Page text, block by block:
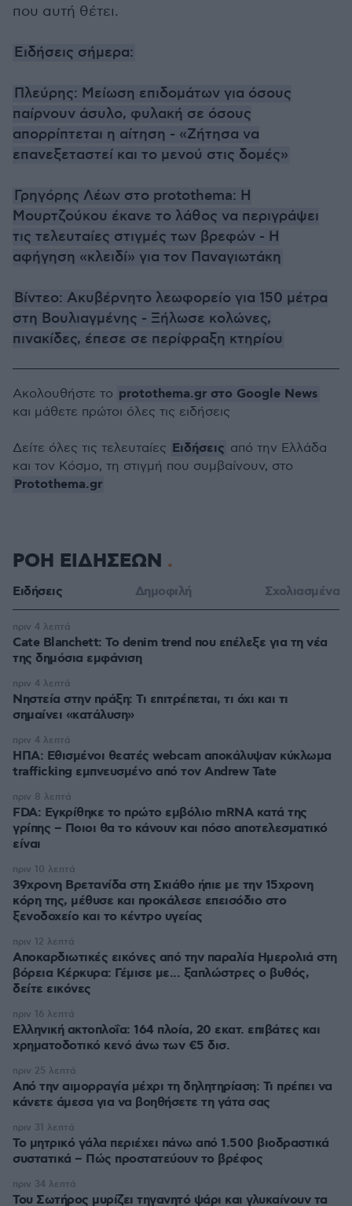
που αυτή θέτει.
Ειδήσεις σήμερα:
Πλεύρης: Μείωση επιδομάτων για όσους
παίρνουν άσυλο, φυλακή σε όσους
απορρίπτεται η αίτηση - «Ζήτησα να
επανεξεταστεί και το μενού στις δομές»
Γρηγόρης Λέων στο protothema: Η
Μουρτζούκου έκανε το λάθος να περιγράψει
τις τελευταίες στιγμές των βρεφών - Η
αφήγηση «κλειδί» για τον Παναγιωτάκη
Βίντεο: Ακυβέρνητο λεωφορείο για 150 μέτρα
στη Βουλιαγμένης - Ξήλωσε κολώνες,
πινακίδες, έπεσε σε περίφραξη κτηρίου
Ακολουθήστε το protothema.gr στο Google News
και μάθετε πρώτοι όλες τις ειδήσεις
Δείτε όλες τις τελευταίες Ειδήσεις από την Ελλάδα
και τον Κόσμο, τη στιγμή που συμβαίνουν, στο
Protothema.gr
ΡΟΗ ΕΙΔΗΣΕΩΝ
Ειδήσεις Δημοφιλή Σχολιασμένα
Cate Blanchett: Το denim trend που επέλεξε για τη νέα
της δημόσια εμφάνιση
πριν 4 λεπτά
Νηστεία στην πράξη: Τι επιτρέπεται, τι όχι και τι
σημαίνει «κατάλυση»
πριν 4 λεπτά
ΗΠΑ: Εθισμένοι θεατές webcam αποκάλυψαν κύκλωμα
trafficking εμπνευσμένο από τον Andrew Tate
πριν 4 λεπτά
FDA: Εγκρίθηκε το πρώτο εμβόλιο mRNA κατά της
γρίπης – Ποιοι θα το κάνουν και πόσο αποτελεσματικό
είναι
πριν 8 λεπτά
39χρονη Βρετανίδα στη Σκιάθο ήπιε με την 15χρονη
κόρη της, μέθυσε και προκάλεσε επεισόδιο στο
ξενοδοχείο και το κέντρο υγείας
πριν 10 λεπτά
Αποκαρδιωτικές εικόνες από την παραλία Ημερολιά στη
βόρεια Κέρκυρα: Γέμισε με... ξαπλώστρες ο βυθός,
δείτε εικόνες
πριν 12 λεπτά
Ελληνική ακτοπλοΐα: 164 πλοία, 20 εκατ. επιβάτες και
χρηματοδοτικό κενό άνω των €5 δισ.
πριν 16 λεπτά
Από την αιμορραγία μέχρι τη δηλητηρίαση: Τι πρέπει να
κάνετε άμεσα για να βοηθήσετε τη γάτα σας
πριν 25 λεπτά
Το μητρικό γάλα περιέχει πάνω από 1.500 βιοδραστικά
συστατικά – Πώς προστατεύουν το βρέφος
πριν 31 λεπτά
Του Σωτήρος μυρίζει τηγανητό ψάρι και γλυκαίνουν τα
πριν 34 λεπτά